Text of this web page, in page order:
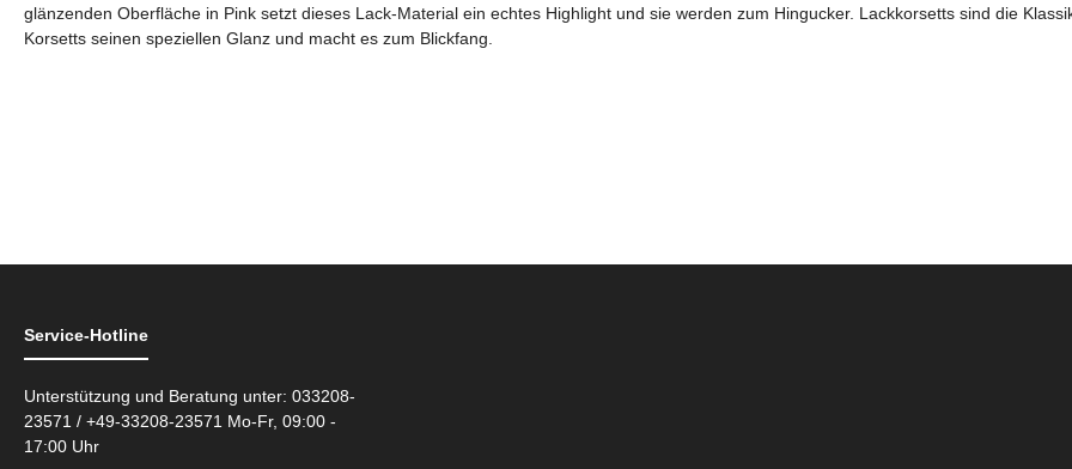
glänzenden Oberfläche in Pink setzt dieses Lack-Material ein echtes Highlight und sie werden zum Hingucker. Lackkorsetts sind die
Korsetts seinen speziellen Glanz und macht es zum Blickfang.
Service-Hotline
Unterstützung und Beratung unter: 033208-
23571 / +49-33208-23571 Mo-Fr, 09:00 -
17:00 Uhr